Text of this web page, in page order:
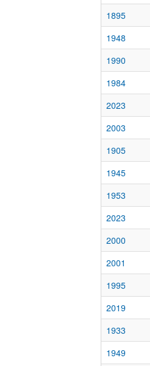
1895
1948
1990
1984
2023
2003
1905
1945
1953
2023
2000
2001
1995
2019
1933
1949